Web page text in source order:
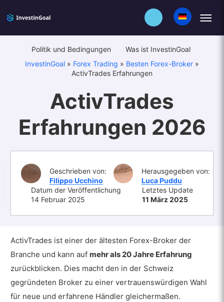
Politik und Bedingungen
Was ist InvestinGoal
InvestinGoal » Forex Trading » Besten Forex-Broker »
ActivTrades Erfahrungen
ActivTrades
Erfahrungen 2026
Geschrieben von:
Filippo Ucchino
Herausgegeben von:
Luca Puddu
Datum der Veröffentlichung
14 Februar 2025
Letztes Update
11 März 2025
ActivTrades ist einer der ältesten Forex-Broker der
Branche und kann auf mehr als 20 Jahre Erfahrung
zurückblicken. Dies macht den in der Schweiz
gegründeten Broker zu einer vertrauenswürdigen Wahl
für neue und erfahrene Händler gleichermaßen.